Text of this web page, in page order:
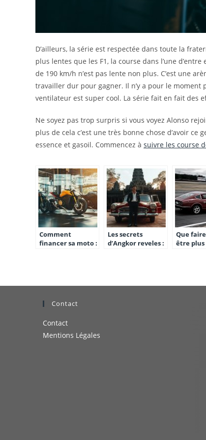
D’ailleurs, la série est respectée dans toute la
plus lentes que les F1, la course dans l’une
de 190 km/h n’est pas lente non plus. C’est une
travailler dur pour gagner. Il n’y a pour le moment
ventilateur est super cool. La série fait en fait des
Ne soyez pas trop surpris si vous voyez Alonso
plus de cela c’est une très bonne chose d’avoir
essence et gasoil. Commencez à suivre les course
Comment
financer sa moto :
Les secrets
d’Angkor reveles :
Que
être
Contact
Contact
Mentions Légales